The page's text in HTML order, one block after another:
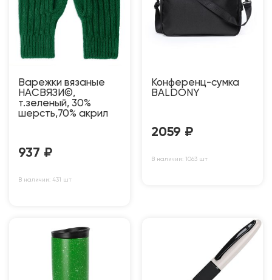
Варежки вязаные
НАСВЯЗИ©,
т.зеленый, 30%
шерсть,70% акрил
937 ₽
В наличии: 431 шт
Конференц-сумка
BALDONY
2059 ₽
В наличии: 1063 шт